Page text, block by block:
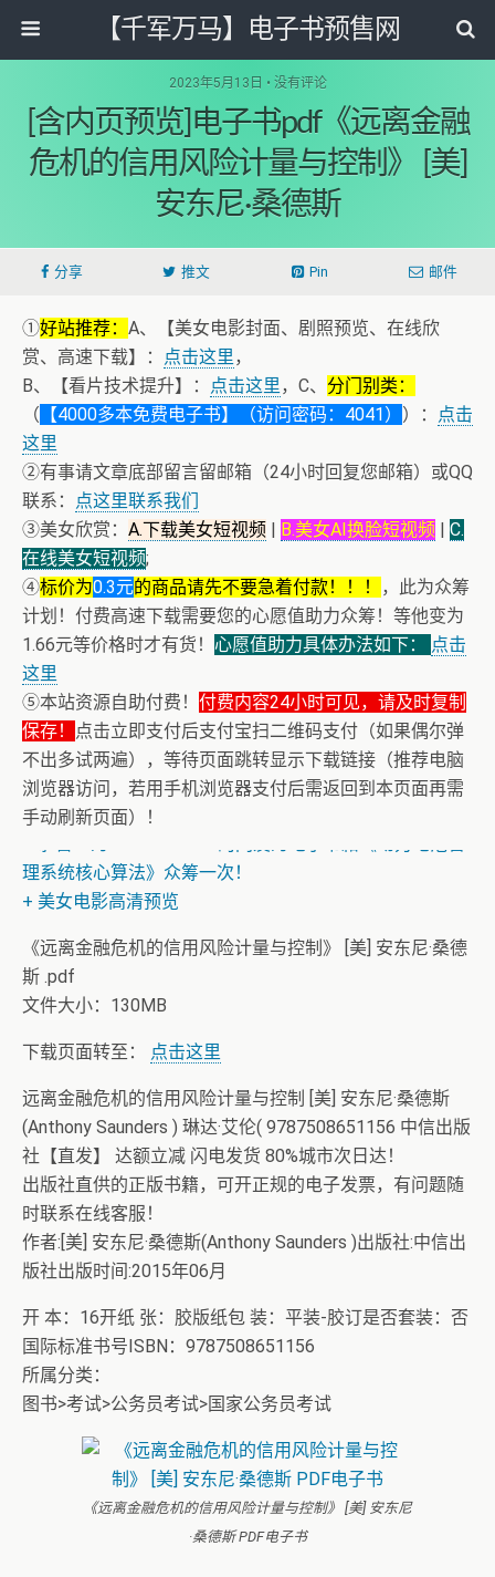
【千军万马】电子书预售网
2023年5月13日 • 没有评论
[含内页预览]电子书pdf《远离金融
危机的信用风险计量与控制》 [美]
安东尼·桑德斯
分享 推文 Pin 邮件
①好站推荐： A、【美女电影封面、剧照预览、在线欣
赏、高速下载】：
点击这里，
B、【看片技术提升】：
点击这里，C、 分门别类：
（ 【4000多本免费电子书】（访问密码：4041） ）：
点击
这里
②有事请文章底部留言留邮箱（24小时回复您邮箱）或QQ
联系：
点这里联系我们
③美女欣赏： A.下载美女短视频 | B.美女AI换脸短视频 | C.
在线美女短视频;
④标价为0.3元的商品请先不要急着付款！！！
，此为众筹
计划！付费高速下载需要您的心愿值助力众筹！等他变为
1.66元等价格时才有货！ 心愿值助力具体办法如下：
点击
这里
⑤本站资源自助付费！ 付费内容24小时可见，请及时复制
保存！
点击立即支付后支付宝扫二维码支付（如果偶尔弹
不出多试两遍），等待页面跳转显示下载链接（推荐电脑
浏览器访问，若用手机浏览器支付后需返回到本页面再需
手动刷新页面）！
理系统核心算法》众筹一次！
+ 美女电影高清预览
《远离金融危机的信用风险计量与控制》 [美] 安东尼·桑德
斯 .pdf
文件大小：130MB
下载页面转至： 点击这里
远离金融危机的信用风险计量与控制 [美] 安东尼·桑德斯
(Anthony Saunders ) 琳达·艾伦( 9787508651156 中信出版
社【直发】 达额立减 闪电发货 80%城市次日达！
出版社直供的正版书籍，可开正规的电子发票，有问题随
时联系在线客服！
作者:[美] 安东尼·桑德斯(Anthony Saunders )出版社:中信出
版社出版时间:2015年06月
开 本：16开纸 张：胶版纸包 装：平装-胶订是否套装：否
国际标准书号ISBN：9787508651156
所属分类：
图书>考试>公务员考试>国家公务员考试
《远离金融危机的信用风险计量与控制》 [美] 安东尼
·桑德斯 PDF电子书